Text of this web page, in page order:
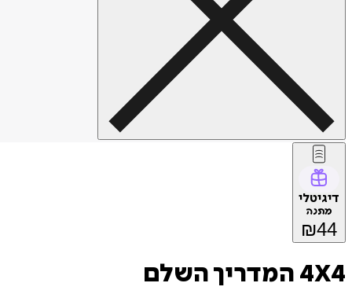
דיגיטלי
מתנה
₪44
4X4 המדריך השלם